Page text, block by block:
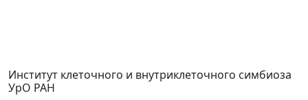
Институт клеточного и внутриклеточного симбиоза
УрО РАН